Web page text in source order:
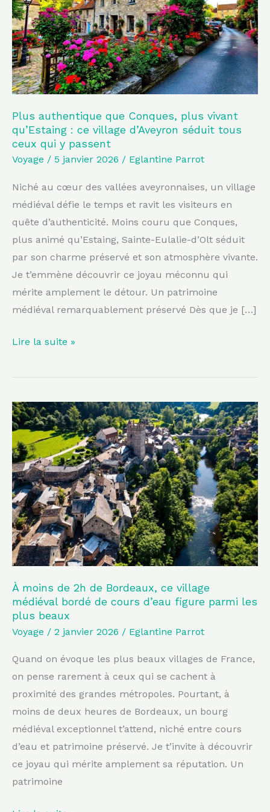
Plus authentique que Conques, plus vivant
qu’Estaing : ce village d’Aveyron séduit tous
ceux qui y passent
Voyage / 5 janvier 2026 / Eglantine Parrot
Niché au cœur des vallées aveyronnaises, un village
médiéval défie le temps et ravit les visiteurs en
quête d’authenticité. Moins couru que Conques,
plus animé qu’Estaing, Sainte-Eulalie-d’Olt séduit
par son charme préservé et son atmosphère vivante.
Je t’emmène découvrir ce joyau méconnu qui
mérite amplement le détour. Un patrimoine
médiéval remarquablement préservé Dès que je […]
plus
vivant
qu’Estaing
:
ce
village
d’Aveyron
séduit
tous
ceux
qui
y
passent
Lire la suite »
À moins de 2h de Bordeaux, ce village
médiéval bordé de cours d’eau figure parmi les
plus beaux
Voyage / 2 janvier 2026 / Eglantine Parrot
Quand on évoque les plus beaux villages de France,
on pense rarement à ceux qui se cachent à
proximité des grandes métropoles. Pourtant, à
moins de deux heures de Bordeaux, un bourg
médiéval exceptionnel t’attend, niché entre cours
d’eau et patrimoine préservé. Je t’invite à découvrir
ce joyau qui mérite amplement sa réputation. Un
patrimoine
À
moins
de
2h
de
Bordeaux,
ce
village
médiéval
bordé
de
cours
d’eau
figure
parmi
les
plus
beaux